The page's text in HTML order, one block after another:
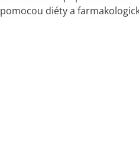
pomocou diéty a